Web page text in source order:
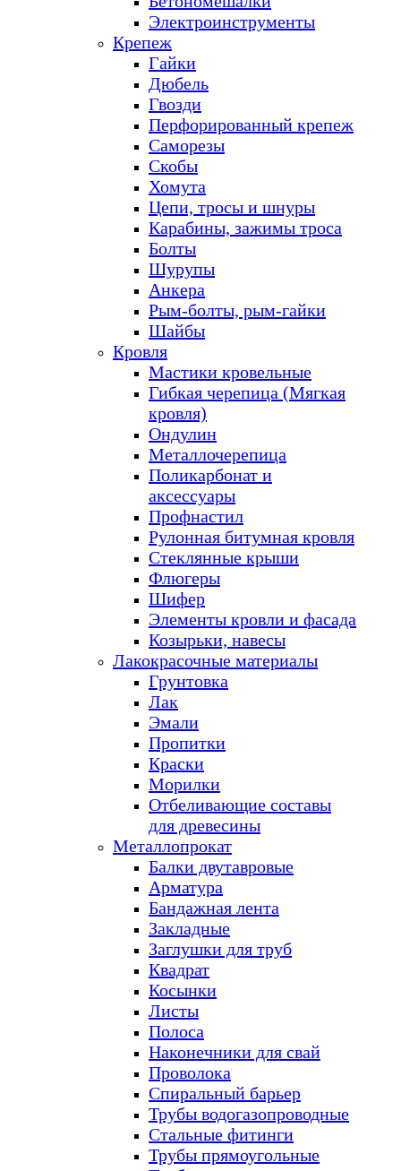
Электроинструменты
Крепеж
Гайки
Дюбель
Гвозди
Перфорированный крепеж
Саморезы
Скобы
Хомута
Цепи, тросы и шнуры
Карабины, зажимы троса
Болты
Шурупы
Анкера
Рым-болты, рым-гайки
Шайбы
Кровля
Мастики кровельные
Гибкая черепица (Мягкая
кровля)
Ондулин
Металлочерепица
Поликарбонат и
аксессуары
Профнастил
Рулонная битумная кровля
Стеклянные крыши
Флюгеры
Шифер
Элементы кровли и фасада
Козырьки, навесы
Лакокрасочные материалы
Грунтовка
Лак
Эмали
Пропитки
Краски
Морилки
Отбеливающие составы
для древесины
Металлопрокат
Балки двутавровые
Арматура
Бандажная лента
Закладные
Заглушки для труб
Квадрат
Косынки
Листы
Полоса
Наконечники для свай
Проволока
Спиральный барьер
Трубы водогазопроводные
Стальные фитинги
Трубы прямоугольные